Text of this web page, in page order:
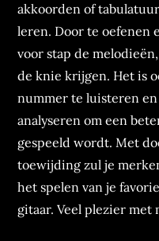
akkoorden of
leren. Door te oefenen
voor stap de
de knie krijgen. Het is
nummer te luisteren
analyseren om een
gespeeld wordt. Met
toewijding zul je
het spelen van je
gitaar. Veel plezier met